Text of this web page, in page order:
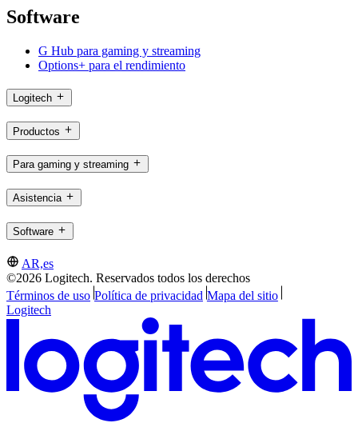
Software
G Hub para gaming y streaming
Options+ para el rendimiento
Logitech
Productos
Para gaming y streaming
Asistencia
Software
AR,es
©2026 Logitech. Reservados todos los derechos
Términos de uso Política de privacidad Mapa del sitio
Logitech